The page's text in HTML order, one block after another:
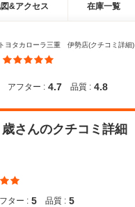
&アクセス 在庫一覧
ヨタカローラ三重 伊勢店(クチコミ詳細)
アフター : 4.7 品質 : 4.8
さんのクチコミ詳細
ター : 5 品質 : 5